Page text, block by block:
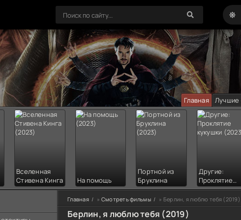
Главная Лучшие
Вселенная
Стивена Кинга
На помощь
Портной из
Бруклина
Другие:
Проклятие
кукушки
Главная » Смотреть фильмы » Берлин, я люблю тебя (2019)
Берлин, я люблю тебя (2019)